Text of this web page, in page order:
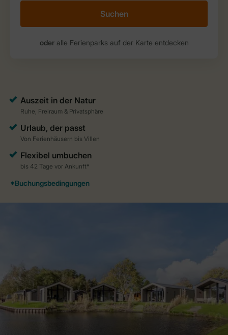
Suchen
oderalle Ferienparks auf der Karte entdecken